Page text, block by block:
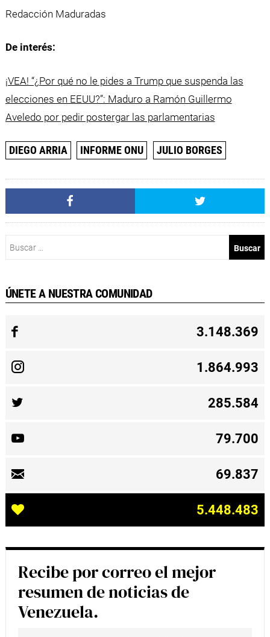
Redacción Maduradas
De interés:
¡VEA! “¿Por qué no le pides a Trump que suspenda las
elecciones en EEUU?”: Maduro a Ramón Guillermo
Aveledo por pedir postergar las parlamentarias
DIEGO ARRIA INFORME ONU JULIO BORGES
ÚNETE A NUESTRA COMUNIDAD
3.148.369
1.864.993
285.584
79.700
69.837
5.448.483
Recibe por correo el mejor
resumen de noticias de
Venezuela.